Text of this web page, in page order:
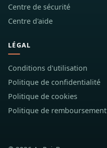
Centre de sécurité
Centre d'aide
LÉGAL
Conditions d'utilisation
Politique de confidentialité
Politique de cookies
Politique de remboursement